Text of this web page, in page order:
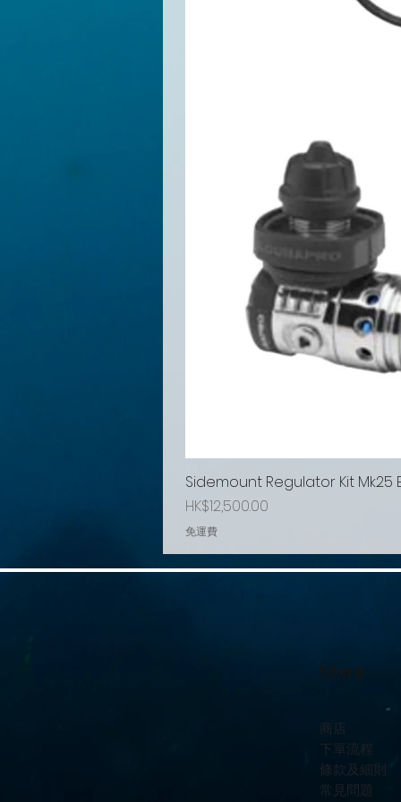
Sidemount Regulator Kit Mk25
Price
HK$12,500.00
免運費
Store
商店
下單流程
條款及細則
常見問題